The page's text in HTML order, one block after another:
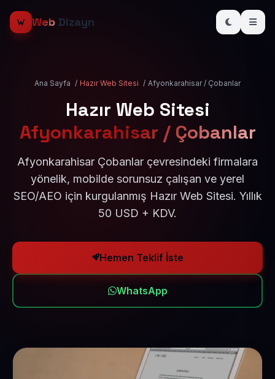
Web Dizayn
Ana Sayfa / Hazır Web Sitesi / Afyonkarahisar / Çobanlar
Hazır Web Sitesi
Afyonkarahisar / Çobanlar
Afyonkarahisar Çobanlar çevresindeki firmalara
yönelik, mobilde sorunsuz çalışan ve yerel
SEO/AEO için kurgulanmış Hazır Web Sitesi. Yıllık
50 USD + KDV.
Hemen Teklif İste
WhatsApp